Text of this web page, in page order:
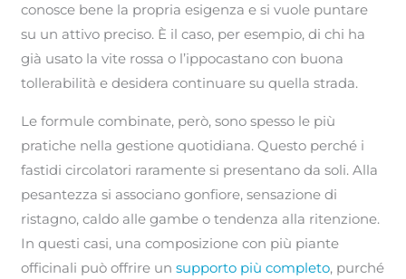
conosce bene la propria esigenza e si vuole puntare
su un attivo preciso. È il caso, per esempio, di chi ha
già usato la vite rossa o l’ippocastano con buona
tollerabilità e desidera continuare su quella strada.
Le formule combinate, però, sono spesso le più
pratiche nella gestione quotidiana. Questo perché i
fastidi circolatori raramente si presentano da soli. Alla
pesantezza si associano gonfiore, sensazione di
ristagno, caldo alle gambe o tendenza alla ritenzione.
In questi casi, una composizione con più piante
officinali può offrire unsupporto più completo, purché